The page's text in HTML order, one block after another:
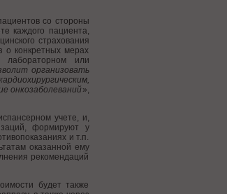
со стороны
каждого пациента,
страхования
о конкретных мерах
лабораторном или
организовать
онкозаболеваний »,
учете, и,
формируют у
и т.п.
оказанной ему
рекомендаций
будет также